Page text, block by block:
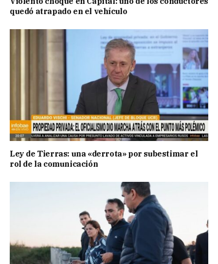
quedó atrapado en el vehículo
Ley de Tierras: una «derrota» por subestimar el
rol de la comunicación